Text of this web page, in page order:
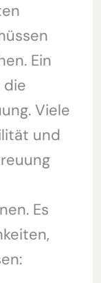
Ein
die
Viele
und
Es